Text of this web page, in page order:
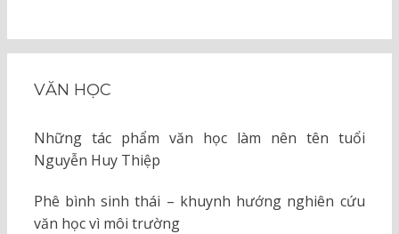
VĂN HỌC
Những tác phẩm văn học làm nên tên tuổi
Nguyễn Huy Thiệp
Phê bình sinh thái – khuynh hướng nghiên cứu
văn học vì môi trường